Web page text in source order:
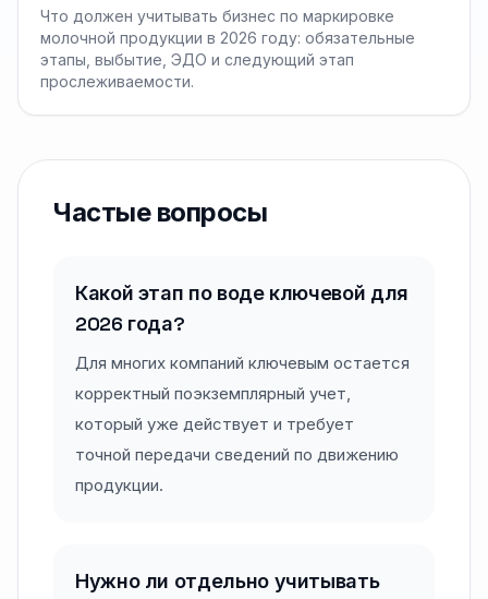
Что должен учитывать бизнес по маркировке
молочной продукции в 2026 году: обязательные
этапы, выбытие, ЭДО и следующий этап
прослеживаемости.
Частые вопросы
Какой этап по воде ключевой для
2026 года?
Для многих компаний ключевым остается
корректный поэкземплярный учет,
который уже действует и требует
точной передачи сведений по движению
продукции.
Нужно ли отдельно учитывать